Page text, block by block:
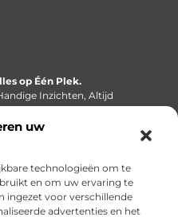
uw
technologieën om te
en om uw ervaring te
ingezet voor verschillende
advertenties en het
op Één Plek.
Inzichten, Altijd